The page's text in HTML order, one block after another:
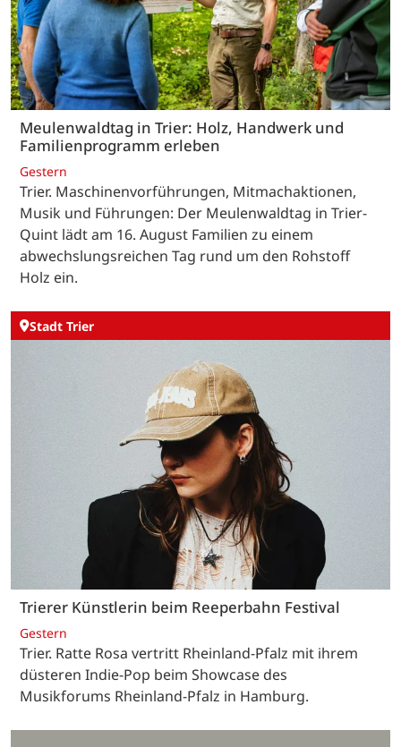
Meulenwaldtag in Trier: Holz, Handwerk und
Familienprogramm erleben
Gestern
Trier. Maschinenvorführungen, Mitmachaktionen,
Musik und Führungen: Der Meulenwaldtag in Trier-
Quint lädt am 16. August Familien zu einem
abwechslungsreichen Tag rund um den Rohstoff
Holz ein.
Stadt Trier
Trierer Künstlerin beim Reeperbahn Festival
Gestern
Trier. Ratte Rosa vertritt Rheinland-Pfalz mit ihrem
düsteren Indie-Pop beim Showcase des
Musikforums Rheinland-Pfalz in Hamburg.